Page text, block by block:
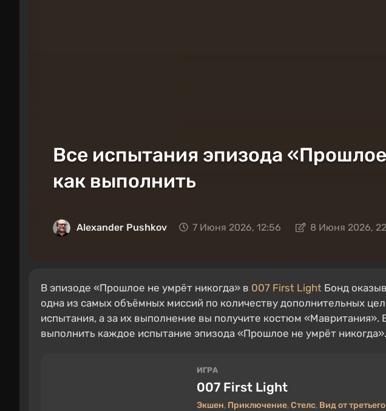
Все испытания эпизода
как выполнить
Alexander Pushkov 7 Июня 2026, 12:56 8 Июня 2026,
В эпизоде «Прошлое не умрёт никогда» в 007 First Light Бонд
одна из самых объёмных миссий по количеству дополнительных
испытания, а за их выполнение вы получите костюм «Мавритания».
выполнить каждое испытание эпизода «Прошлое не умрёт никогда».
ИГРА
007 First Light
Экшен, Приключение,Стелс, Вид от